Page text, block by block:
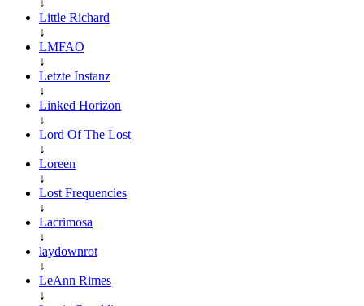
Little Richard
↓
LMFAO
↓
Letzte Instanz
↓
Linked Horizon
↓
Lord Of The Lost
↓
Loreen
↓
Lost Frequencies
↓
Lacrimosa
↓
laydownrot
↓
LeAnn Rimes
↓